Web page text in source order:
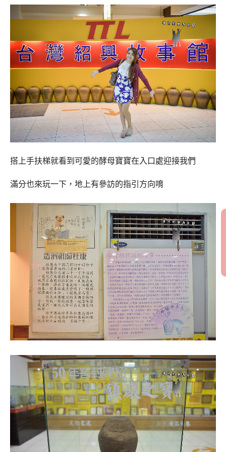
搭上手扶梯就看到可愛的酵母寶寶在入口處迎接我們
滿分也來玩一下，地上有參訪的指引方向唷